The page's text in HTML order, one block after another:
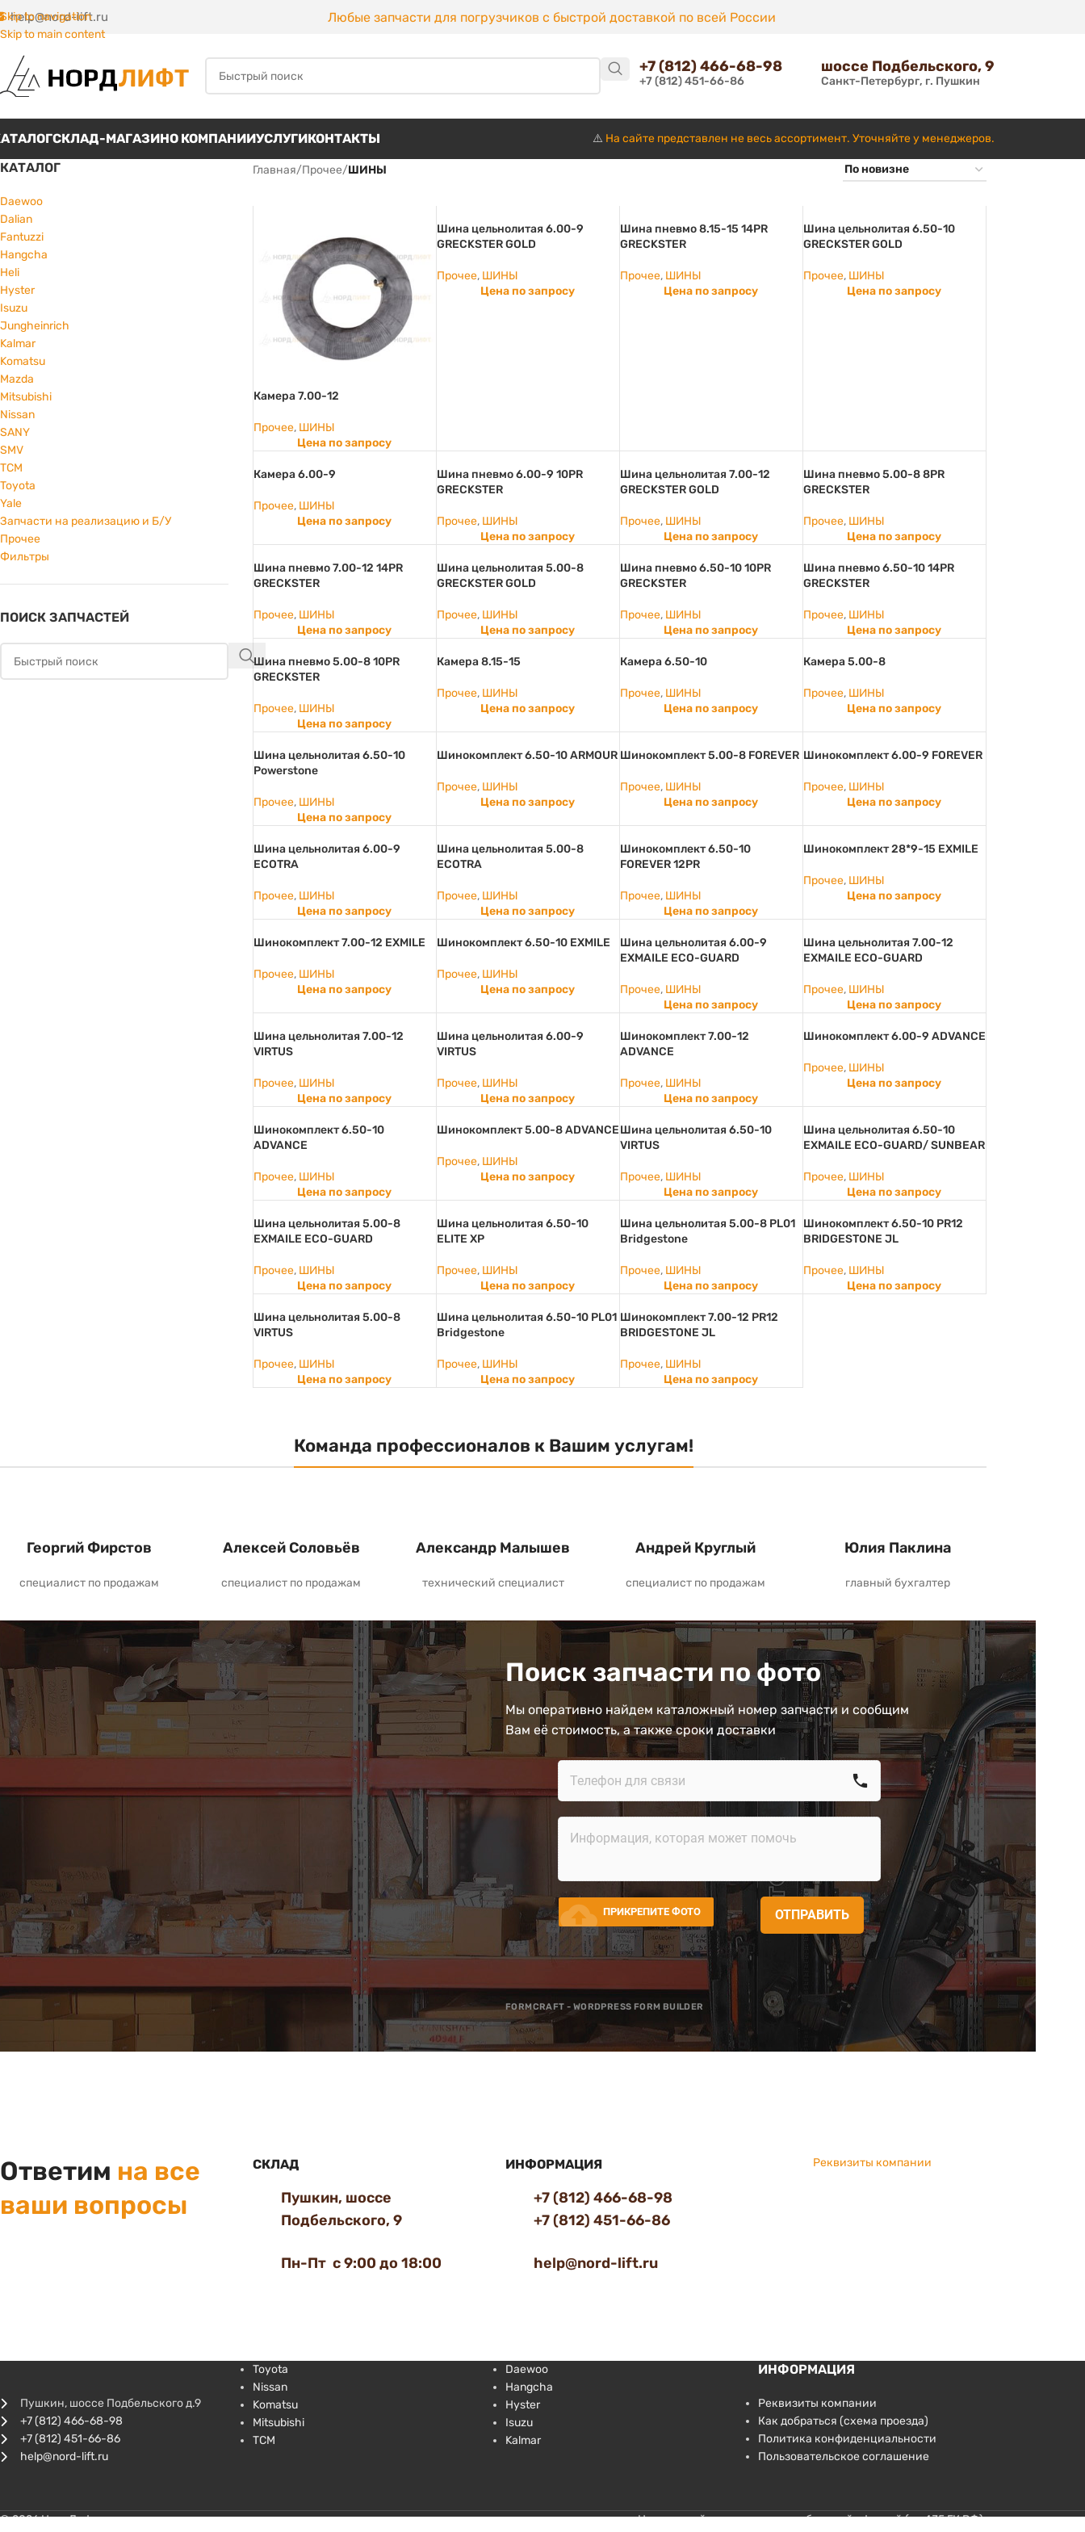
Skip to navigation
Skip to main content
help@nord-lift.ru Любые запчасти для погрузчиков с быстрой доставкой по всей России
+7 (812) 466-68-98
+7 (812) 451-66-86
шоссе Подбельского, 9
Санкт-Петербург, г. Пушкин
СКЛАД-МАГАЗИНО КОМПАНИИУСЛУГИКОНТАКТЫ ⚠️ На сайте представлен не весь ассортимент. Уточняйте у менеджеров.
КАТАЛОГ
Daewoo
Dalian
Fantuzzi
Hangcha
Heli
Hyster
Isuzu
Jungheinrich
Kalmar
Komatsu
Mazda
Mitsubishi
Nissan
SANY
SMV
TCM
Toyota
Yale
Запчасти на реализацию и Б/У
Прочее
Фильтры
ПОИСК ЗАПЧАСТЕЙ
Главная/Прочее/ШИНЫ
Камера 7.00-12
Прочее, ШИНЫ
Цена по запросу
Шина цельнолитая 6.00-9
GRECKSTER GOLD
Прочее, ШИНЫ
Цена по запросу
Шина пневмо 8.15-15 14PR
GRECKSTER
Прочее, ШИНЫ
Цена по запросу
Шина цельнолитая 6.50-10
GRECKSTER GOLD
Прочее, ШИНЫ
Цена по запросу
Камера 6.00-9
Прочее, ШИНЫ
Цена по запросу
Шина пневмо 6.00-9 10PR
GRECKSTER
Прочее, ШИНЫ
Цена по запросу
Шина цельнолитая 7.00-12
GRECKSTER GOLD
Прочее, ШИНЫ
Цена по запросу
Шина пневмо 5.00-8 8PR
GRECKSTER
Прочее, ШИНЫ
Цена по запросу
Шина пневмо 7.00-12 14PR
GRECKSTER
Прочее, ШИНЫ
Цена по запросу
Шина цельнолитая 5.00-8
GRECKSTER GOLD
Прочее, ШИНЫ
Цена по запросу
Шина пневмо 6.50-10 10PR
GRECKSTER
Прочее, ШИНЫ
Цена по запросу
Шина пневмо 6.50-10 14PR
GRECKSTER
Прочее, ШИНЫ
Цена по запросу
Шина пневмо 5.00-8 10PR
GRECKSTER
Прочее, ШИНЫ
Цена по запросу
Камера 8.15-15
Прочее, ШИНЫ
Цена по запросу
Камера 6.50-10
Прочее, ШИНЫ
Цена по запросу
Камера 5.00-8
Прочее, ШИНЫ
Цена по запросу
Шина цельнолитая 6.50-10
Powerstone
Прочее, ШИНЫ
Цена по запросу
Шинокомплект 6.50-10 ARMOUR
Прочее, ШИНЫ
Цена по запросу
Шинокомплект 5.00-8 FOREVER
Прочее, ШИНЫ
Цена по запросу
Шинокомплект 6.00-9 FOREVER
Прочее, ШИНЫ
Цена по запросу
Шина цельнолитая 6.00-9
ECOTRA
Прочее, ШИНЫ
Цена по запросу
Шина цельнолитая 5.00-8
ECOTRA
Прочее, ШИНЫ
Цена по запросу
Шинокомплект 6.50-10
FOREVER 12PR
Прочее, ШИНЫ
Цена по запросу
Шинокомплект 28*9-15 EXMILE
Прочее, ШИНЫ
Цена по запросу
Шинокомплект 7.00-12 EXMILE
Прочее, ШИНЫ
Цена по запросу
Шинокомплект 6.50-10 EXMILE
Прочее, ШИНЫ
Цена по запросу
Шина цельнолитая 6.00-9
EXMAILE ECO-GUARD
Прочее, ШИНЫ
Цена по запросу
Шина цельнолитая 7.00-12
EXMAILE ECO-GUARD
Прочее, ШИНЫ
Цена по запросу
Шина цельнолитая 7.00-12
VIRTUS
Прочее, ШИНЫ
Цена по запросу
Шина цельнолитая 6.00-9
VIRTUS
Прочее, ШИНЫ
Цена по запросу
Шинокомплект 7.00-12
ADVANCE
Прочее, ШИНЫ
Цена по запросу
Шинокомплект 6.00-9 ADVANCE
Прочее, ШИНЫ
Цена по запросу
Шинокомплект 6.50-10
ADVANCE
Прочее, ШИНЫ
Цена по запросу
Шинокомплект 5.00-8 ADVANCE
Прочее, ШИНЫ
Цена по запросу
Шина цельнолитая 6.50-10
VIRTUS
Прочее, ШИНЫ
Цена по запросу
Шина цельнолитая 6.50-10
EXMAILE ECO-GUARD/ SUNBEAR
Прочее, ШИНЫ
Цена по запросу
Шина цельнолитая 5.00-8
EXMAILE ECO-GUARD
Прочее, ШИНЫ
Цена по запросу
Шина цельнолитая 6.50-10
ELITE XP
Прочее, ШИНЫ
Цена по запросу
Шина цельнолитая 5.00-8 PL01
Bridgestone
Прочее, ШИНЫ
Цена по запросу
Шинокомплект 6.50-10 PR12
BRIDGESTONE JL
Прочее, ШИНЫ
Цена по запросу
Шина цельнолитая 5.00-8
VIRTUS
Прочее, ШИНЫ
Цена по запросу
Шина цельнолитая 6.50-10 PL01
Bridgestone
Прочее, ШИНЫ
Цена по запросу
Шинокомплект 7.00-12 PR12
BRIDGESTONE JL
Прочее, ШИНЫ
Цена по запросу
Команда профессионалов к Вашим услугам!
Георгий Фирстов
специалист по продажам
Алексей Соловьёв
специалист по продажам
Александр Малышев
технический специалист
Андрей Круглый
специалист по продажам
Юлия Паклина
главный бухгалтер
Поиск запчасти по фото
Мы оперативно найдем каталожный номер запчасти и сообщим
Вам её стоимость, а также сроки доставки
call
cloud_upload ПРИКРЕПИТЕ ФОТО ОТПРАВИТЬ
FORMCRAFT - WORDPRESS FORM BUILDER
Ответим на все
ваши вопросы
СКЛАД
Пушкин, шоссе
Подбельского, 9
Пн-Пт с 9:00 до 18:00
ИНФОРМАЦИЯ
+7 (812) 466-68-98
+7 (812) 451-66-86
help@nord-lift.ru
Реквизиты компании
Пушкин, шоссе Подбельского д.9
+7 (812) 466-68-98
+7 (812) 451-66-86
help@nord-lift.ru
Toyota
Nissan
Komatsu
Mitsubishi
TCM
Daewoo
Hangcha
Hyster
Isuzu
Kalmar
ИНФОРМАЦИЯ
Реквизиты компании
Как добраться (схема проезда)
Политика конфиденциальности
Пользовательское соглашение
© 2026 НордЛифт - купить запчасти для погрузчиков
Цены на сайте не являются публичной офертой (ст.435 ГК РФ).